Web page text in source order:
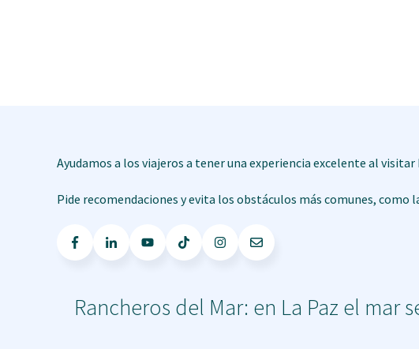
Ayudamos a los viajeros a tener una experiencia excelente al visitar
Pide recomendaciones y evita los obstáculos más comunes,
Rancheros del Mar: en La Paz el mar